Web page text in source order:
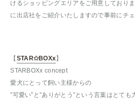
けるショッピングエリアをご用意しており
に出店社をご紹介いたしますので事前にチ
【 STAR✩BOXx】
STARBOXx concept
愛犬にとって飼い主様からの
”可愛い”と”ありがとう”という言葉はとて